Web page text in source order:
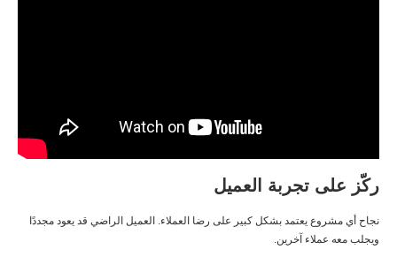
ركّز على تجربة العميل
نجاح أي مشروع يعتمد بشكل كبير على رضا العملاء. العميل الراضي قد يعود مجددًا
ويجلب معه عملاء آخرين.